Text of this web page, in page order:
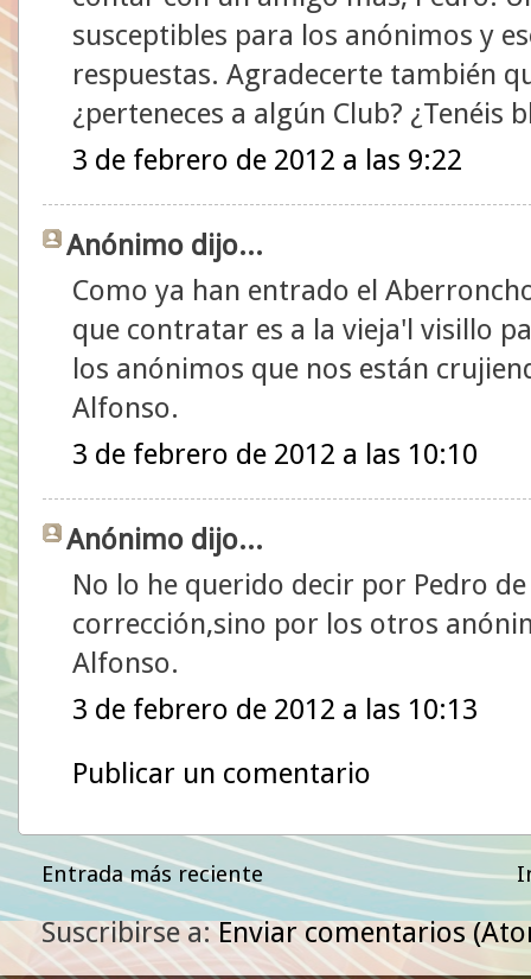
susceptibles para los anónimos y
respuestas. Agradecerte también
¿perteneces a algún Club? ¿Tenéis
3 de febrero de 2012 a las 9:22
Anónimo dijo...
Como ya han entrado el
que contratar es a la vieja'l visillo
los anónimos que nos están
Alfonso.
3 de febrero de 2012 a las 10:10
Anónimo dijo...
No lo he querido decir por Pedro
corrección,sino por los otros
Alfonso.
3 de febrero de 2012 a las 10:13
Publicar un comentario
Entrada más reciente
Suscribirse a:Enviar comentarios